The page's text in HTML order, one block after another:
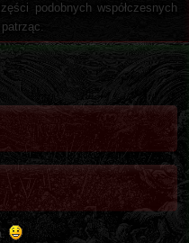
podobnych współczesnych